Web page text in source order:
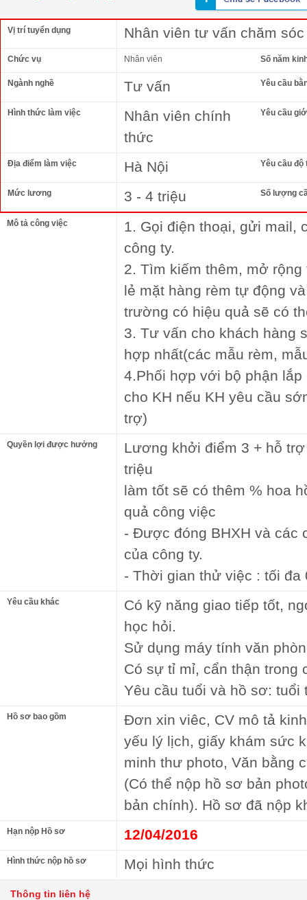
Vị trí tuyển dụng Nhân viên tư vấn chăm
Chức vụ Nhân viên Số năm
Ngành nghề Tư vấn Yêu cầu
Hình thức làm việc
Nhân viên chính
thức
Yêu cầu
Địa điểm làm việc Hà Nội Yêu cầu độ
Mức lương 3 - 4 triệu Số lượng
Mô tả công việc
1. Gọi điện thoại, gửi mail,
công ty.
2. Tìm kiếm thêm, mở
lẻ mặt hàng rèm tự động
trường có hiệu quả sẽ có
3. Tư vấn cho khách hàng
hợp nhất(các mẫu rèm,
4.Phối hợp với bộ phận
cho KH nếu KH yêu cầu
trợ)
Quyền lợi được hưởng
Lương khởi điểm 3 + hỗ
triệu
làm tốt sẽ có thêm % hoa
quả công việc
- Được đóng BHXH và các
của công ty.
- Thời gian thử việc : tối đa
Yêu cầu khác
Có kỹ năng giao tiếp tốt,
học hỏi.
Sử dụng máy tính văn
Có sự tỉ mỉ, cẩn thận trong
Yêu cầu tuổi và hồ sơ: tuổi
Hồ sơ bao gồm
Đơn xin viêc, CV mô tả
yếu lý lịch, giấy khám sức
minh thư photo, Văn bằng
(Có thể nộp hồ sơ bản
bản chính). Hồ sơ đã nộp
Hạn nộp Hồ sơ 12/04/2016
Hình thức nộp hồ sơ Mọi hình thức
Thông tin liên hệ